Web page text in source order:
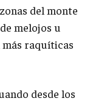
del monte
melojos u
más raquíticas
desde los